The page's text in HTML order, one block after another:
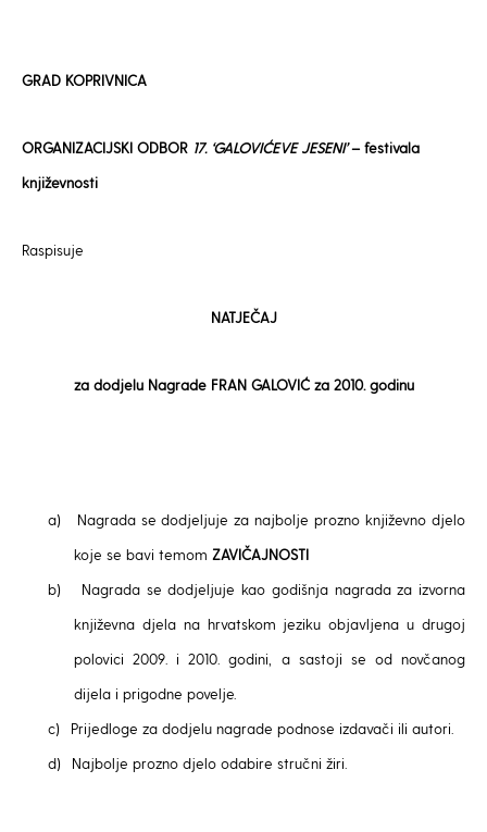
GRAD KOPRIVNICA
ORGANIZACIJSKI ODBOR 17. ‘GALOVIĆEVE JESENI’– festivala
književnosti
Raspisuje
NATJEČAJ
za dodjelu Nagrade FRAN GALOVIĆ za 2010. godinu
a)
Nagrada se dodjeljuje za najbolje prozno književno djelo
koje se bavi temom ZAVIČAJNOSTI
b)
Nagrada se dodjeljuje kao godišnja nagrada za izvorna
književna djela na hrvatskom jeziku objavljena u drugoj
polovici 2009. i 2010. godini, a sastoji se od novčanog
dijela i prigodne povelje.
c)
Prijedloge za dodjelu nagrade podnose izdavači ili autori.
d)
Najbolje prozno djelo odabire stručni žiri.